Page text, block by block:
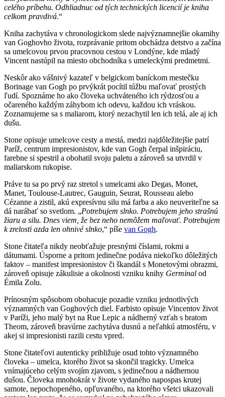
celého príbehu. Odhliadnuc od tých technických licencií je kniha
celkom pravdivá.“
Kniha zachytáva v chronologickom slede najvýznamnejšie okamihy
van Goghovho života, rozprávanie pritom obchádza detstvo a začína
sa umelcovou prvou pracovnou cestou v Londýne, kde mladý
Vincent nastúpil na miesto obchodníka s umeleckými predmetmi.
Neskôr ako vášnivý kazateľ v belgickom baníckom mestečku
Borinage van Gogh po prvýkrát pocítil túžbu maľovať prostých
ľudí. Spoznáme ho ako človeka uchváteného ich rýdzosťou a
očareného každým záhybom ich odevu, každou ich vráskou.
Zoznamujeme sa s maliarom, ktorý nezachytil len ich telá, ale aj ich
dušu.
Stone opisuje umelcove cesty a mestá, medzi najdôležitejšie patrí
Paríž, centrum impresionistov, kde van Gogh čerpal inšpiráciu,
farebne si spestril a obohatil svoju paletu a zároveň sa utvrdil v
maliarskom rukopise.
Práve tu sa po prvý raz stretol s umelcami ako Degas, Monet,
Manet, Toulouse-Lautrec, Gauguin, Seurat, Rousseau alebo
Cézanne a zistil, akú expresívnu silu má farba a ako neuveriteľne sa
dá narábať so svetlom. „Potrebujem slnko. Potrebujem jeho strašnú
žiaru a silu. Dnes viem, že bez neho nemôžem maľovať. Potrebujem
k zrelosti azda len ohnivé slnko,“ píše van Gogh.
Stone čitateľa nikdy neobťažuje presnými číslami, rokmi a
dátumami. Úsporne a pritom jedinečne podáva niekoľko dôležitých
faktov – manifest impresionistov či škandál s Monetovými obrazmi,
zároveň opisuje zákulisie a okolnosti vzniku knihy Germinal od
Émila Zolu.
Prínosným spôsobom obohacuje pozadie vzniku jednotlivých
významných van Goghových diel. Farbisto opisuje Vincentov život
v Paríži, jeho malý byt na Rue Lepic a nádherný vzťah s bratom
Theom, zároveň bravúrne zachytáva dusnú a neľahkú atmosféru, v
akej si impresionisti razili cestu vpred.
Stone čitateľovi autenticky približuje osud tohto významného
človeka – umelca, ktorého život sa skončil tragicky. Umelca
vnímajúceho celým svojím zjavom, s jedinečnou a nádhernou
dušou. Človeka mnohokrát v živote vydaného napospas krutej
samote, nepochopeného, opľuvaného, na ktorého všetci ukazovali